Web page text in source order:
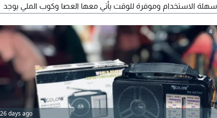
سهلة الاستخدام وموفرة للوقت يأتي معها العصا وكوب الملي يوجد
4
26 days ago